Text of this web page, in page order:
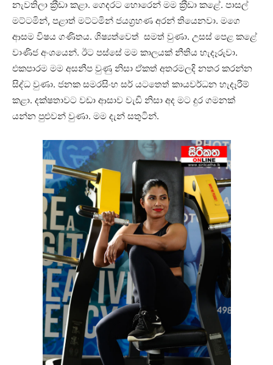
නැවතිලා ක‍්‍රීඩා කළා. ගෙදරට හොරෙන් මම ක‍්‍රීඩා කළේ. පාසල්
මට්ටමින්, පළාත් මට්ටමින් ජයග‍්‍රහණ අරන් තියෙනවා. මගෙ
ආසම විෂය ගණිතය. ශිෂ්‍යත්වෙත් සමත් වුණා. උසස් පෙළ කළේ
වාණිජ අංශයෙන්. ඊට පස්සේ මම කාලයක් නීතිය හැදෑරුවා.
එකපාරම මම අසනීප වුණු නිසා ඒකත් අතරමලදි නතර කරන්න
සිද්ධ වුණා. ජනක සමරසිංහ සර් යටතෙත් කායවර්ධන හැදෑරීම්
කළා. දක්ෂතාවට වඩා ආසාව වැඩි නිසා අද මට දුර ගමනක්
යන්න පුළුවන් වුණා. මම දැන් සතුටින්.